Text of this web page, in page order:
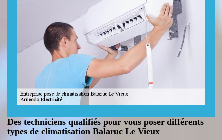
Des techniciens qualifiés pour vous poser différents
types de climatisation Balaruc Le Vieux